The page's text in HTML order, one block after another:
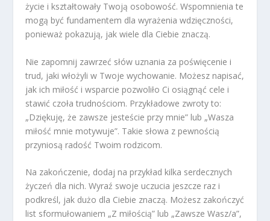
życie i kształtowały Twoją osobowość. Wspomnienia te
mogą być fundamentem dla wyrażenia wdzięczności,
ponieważ pokazują, jak wiele dla Ciebie znaczą.
Nie zapomnij zawrzeć słów uznania za poświęcenie i
trud, jaki włożyli w Twoje wychowanie. Możesz napisać,
jak ich miłość i wsparcie pozwoliło Ci osiągnąć cele i
stawić czoła trudnościom. Przykładowe zwroty to:
„Dziękuję, że zawsze jesteście przy mnie” lub „Wasza
miłość mnie motywuje”. Takie słowa z pewnością
przyniosą radość Twoim rodzicom.
Na zakończenie, dodaj na przykład kilka serdecznych
życzeń dla nich. Wyraź swoje uczucia jeszcze raz i
podkreśl, jak dużo dla Ciebie znaczą. Możesz zakończyć
list sformułowaniem „Z miłością” lub „Zawsze Wasz/a”,